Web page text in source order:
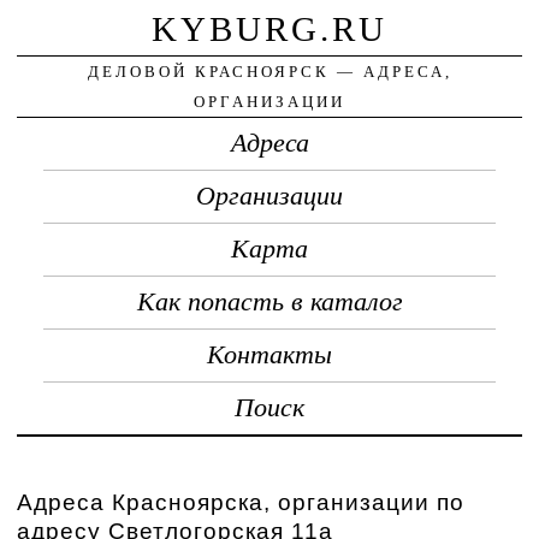
KYBURG.RU
ДЕЛОВОЙ КРАСНОЯРСК — АДРЕСА,
ОРГАНИЗАЦИИ
Адреса
Организации
Карта
Как попасть в каталог
Контакты
Поиск
Адреса Красноярска, организации по
адресу Светлогорская 11а